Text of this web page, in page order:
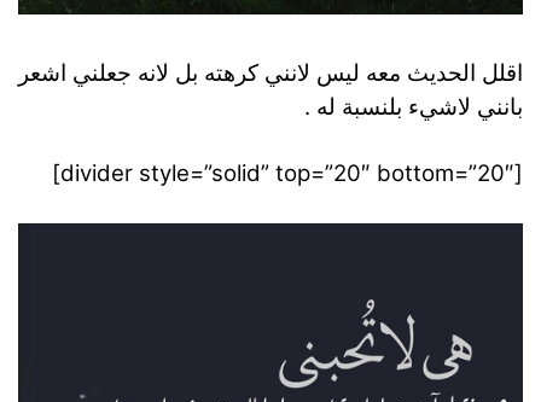
اقلل الحديث معه ليس لانني كرهته بل لانه جعلني اشعر
بانني لاشيء بلنسبة له .
[divider style=”solid” top=”20″ bottom=”20″]